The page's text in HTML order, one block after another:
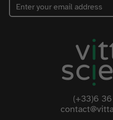
(+33)6